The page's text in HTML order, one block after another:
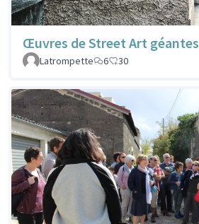
Œuvres de Street Art géantes
Latrompette
6 30